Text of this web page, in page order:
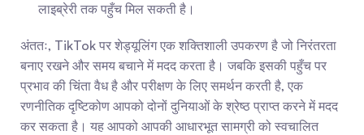
लाइब्रेरी तक पहुँच मिल सकती है।
अंततः, TikTok पर शेड्यूलिंग एक शक्तिशाली उपकरण है जो निरंतरता
बनाए रखने और समय बचाने में मदद करता है। जबकि इसकी पहुँच पर
प्रभाव की चिंता वैध है और परीक्षण के लिए समर्थन करती है, एक
रणनीतिक दृष्टिकोण आपको दोनों दुनियाओं के श्रेष्ठ प्राप्त करने में मदद
कर सकता है। यह आपको आपकी आधारभूत सामग्री को स्वचालित